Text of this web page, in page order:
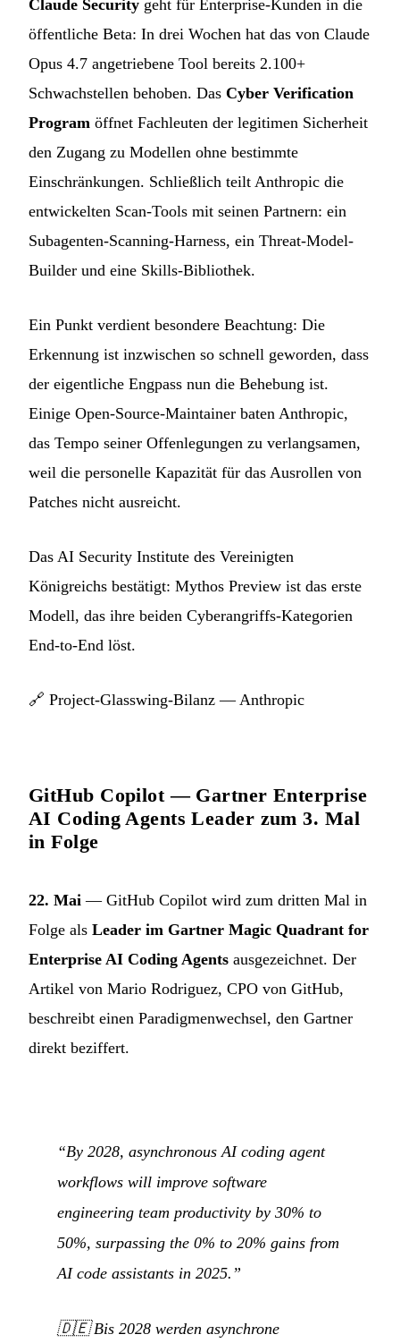
Claude Security geht für Enterprise-Kunden in die
öffentliche Beta: In drei Wochen hat das von Claude
Opus 4.7 angetriebene Tool bereits 2.100+
Schwachstellen behoben. Das Cyber Verification
Program öffnet Fachleuten der legitimen Sicherheit
den Zugang zu Modellen ohne bestimmte
Einschränkungen. Schließlich teilt Anthropic die
entwickelten Scan-Tools mit seinen Partnern: ein
Subagenten-Scanning-Harness, ein Threat-Model-
Builder und eine Skills-Bibliothek.
Ein Punkt verdient besondere Beachtung: Die
Erkennung ist inzwischen so schnell geworden, dass
der eigentliche Engpass nun die Behebung ist.
Einige Open-Source-Maintainer baten Anthropic,
das Tempo seiner Offenlegungen zu verlangsamen,
weil die personelle Kapazität für das Ausrollen von
Patches nicht ausreicht.
Das AI Security Institute des Vereinigten
Königreichs bestätigt: Mythos Preview ist das erste
Modell, das ihre beiden Cyberangriffs-Kategorien
End-to-End löst.
🔗 Project-Glasswing-Bilanz — Anthropic
GitHub Copilot — Gartner Enterprise
AI Coding Agents Leader zum 3. Mal
in Folge
22. Mai — GitHub Copilot wird zum dritten Mal in
Folge als Leader im Gartner Magic Quadrant for
Enterprise AI Coding Agents ausgezeichnet. Der
Artikel von Mario Rodriguez, CPO von GitHub,
beschreibt einen Paradigmenwechsel, den Gartner
direkt beziffert.
“By 2028, asynchronous AI coding agent
workflows will improve software
engineering team productivity by 30% to
50%, surpassing the 0% to 20% gains from
AI code assistants in 2025.”
🇩🇪Bis 2028 werden asynchrone